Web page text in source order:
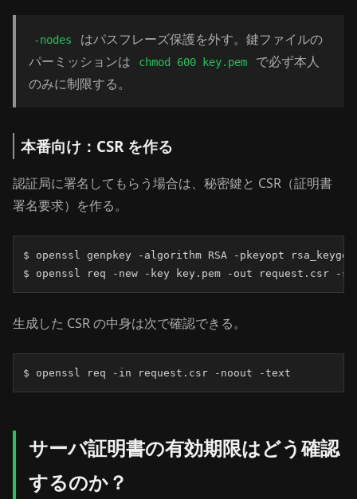
-nodes
はパスフレーズ保護を外す。鍵ファイルの
パーミッションは
chmod 600 key.pem
で必ず本人
のみに制限する。
本番向け：CSR を作る
認証局に署名してもらう場合は、秘密鍵と CSR（証明書
署名要求）を作る。
$ openssl genpkey -algorithm RSA -pkeyopt
$ openssl req -new -key key.pem -out request.csr -
生成した CSR の中身は次で確認できる。
$ openssl req -in request.csr -noout -text
サーバ証明書の有効期限はどう確認
するのか？